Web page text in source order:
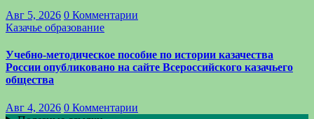
Авг 5, 2026 0 Комментарии
Казачье образование
Учебно-методическое пособие по истории казачества
России опубликовано на сайте Всероссийского казачьего
общества
Авг 4, 2026 0 Комментарии